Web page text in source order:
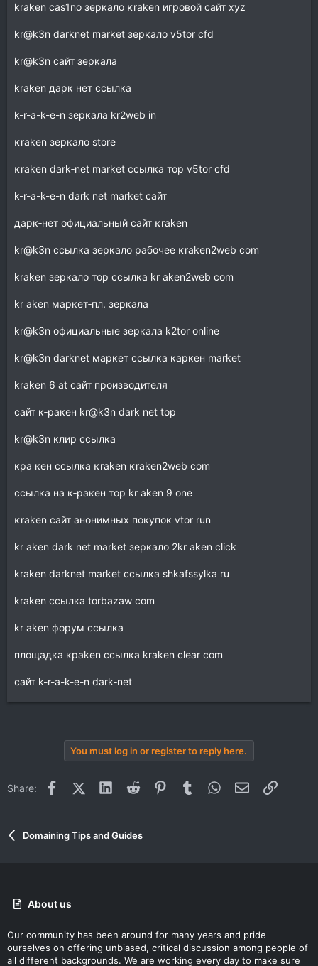
krаkеn cas1no зеркало κraken игровой сайт xyz
kr@k3n dаrknet market зеркало v5tor cfd
kr@k3n сайт зеркала
krаkеn дарк нет ссылка
k-r-a-k-e-n зеркала kr2web in
κraken зеркало store
κraken dark‑net market ссылка тор v5tor cfd
k-r-a-k-e-n dark net market сайт
дaрк‑нет официальный сайт κraken
kr@k3n ссылка зеркало рабочее κraken2web com
krаkеn зеркало тор ссылка kr aken2web com
kr aken маркет‑пл. зеркала
kr@k3n официальные зеркала k2tor online
kr@k3n dаrknet маркет ссылка каркен market
krаkеn 6 at сайт производителя
сайт к‑ракен kr@k3n dark net top
kr@k3n клир ссылка
кра кeн ссылка κraken κraken2web com
ссылка на к‑ракен тор kr aken 9 one
κraken сайт анонимных покупок vtor run
kr aken dark net market зеркало 2kr aken click
krаkеn dаrknet market ссылка shkafssylka ru
krаkеn ссылка torbazaw com
kr aken форум ссылка
площадка крaken ссылка krаkеn clear com
сайт k-r-a-k-e-n dark‑net
You must log in or register to reply here.
Share: FacebookX (Twitter)LinkedInReddit PinterestTumblr WhatsApp
Email Link
Domaining Tips and Guides
About us
Our community has been around for many years and pride
ourselves on offering unbiased, critical discussion among people of
all different backgrounds. We are working every day to make sure